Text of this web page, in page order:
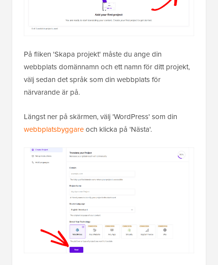
På fliken 'Skapa projekt' måste du ange din
webbplats domännamn och ett namn för ditt projekt,
välj sedan det språk som din webbplats för
närvarande är på.
Längst ner på skärmen, välj 'WordPress' som din
webbplatsbyggareoch klicka på 'Nästa'.